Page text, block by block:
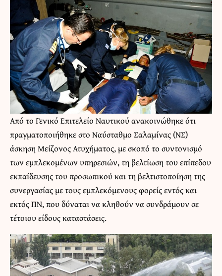
Από το Γενικό Επιτελείο Ναυτικούανακοινώθηκε ότι
πραγματοποιήθηκε στο Ναύσταθμο Σαλαμίνας (ΝΣ)
άσκηση Μείζονος Ατυχήματος, με σκοπό το συντονισμό
των εμπλεκομένων υπηρεσιών, τη βελτίωση του επίπεδου
εκπαίδευσης του προσωπικού και τη βελτιστοποίηση της
συνεργασίας με τους εμπλεκόμενους φορείς εντός και
εκτός ΠΝ, που δύναται να κληθούν να συνδράμουν σε
τέτοιου είδους καταστάσεις.